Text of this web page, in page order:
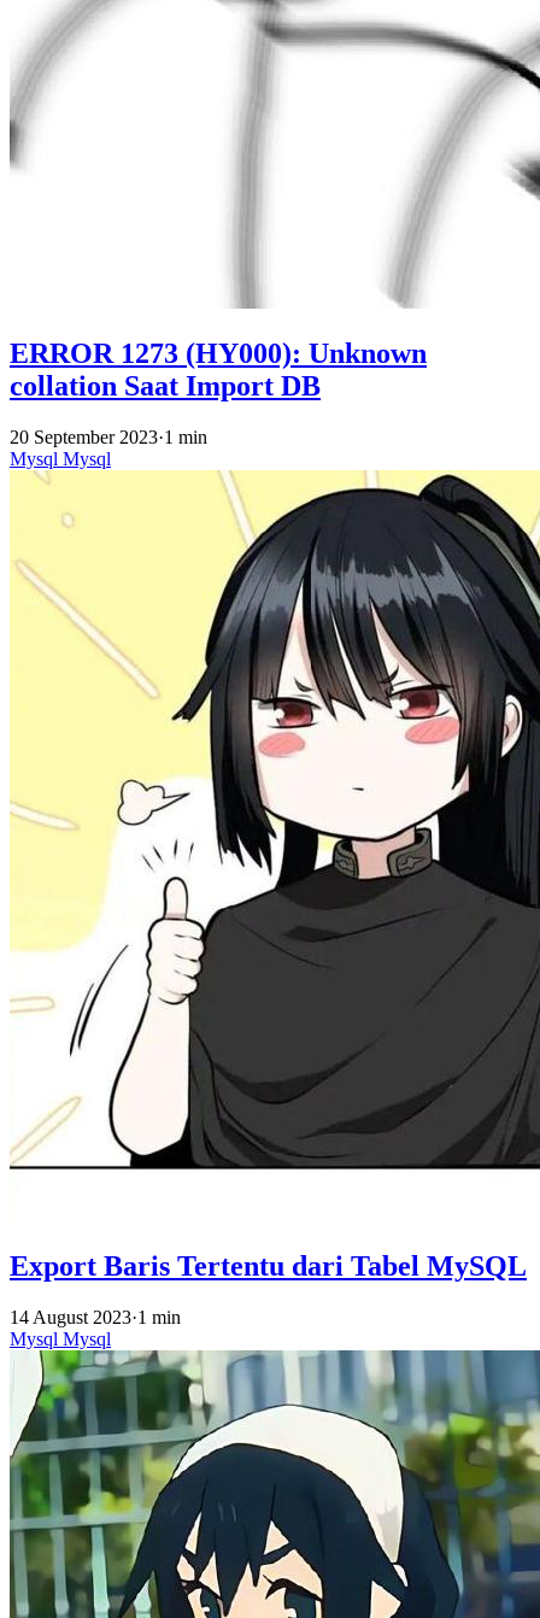
ERROR 1273 (HY000): Unknown
collation Saat Import DB
20 September 2023·1 min
Mysql Mysql
Export Baris Tertentu dari Tabel MySQL
14 August 2023·1 min
Mysql Mysql